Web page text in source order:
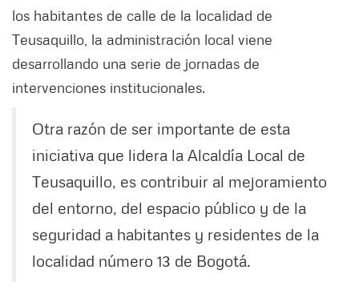
los habitantes de calle de la localidad de
Teusaquillo, la administración local viene
desarrollando una serie de jornadas de
intervenciones institucionales.
Otra razón de ser importante de esta
iniciativa que lidera la Alcaldía Local de
Teusaquillo, es contribuir al mejoramiento
del entorno, del espacio público y de la
seguridad a habitantes y residentes de la
localidad número 13 de Bogotá.